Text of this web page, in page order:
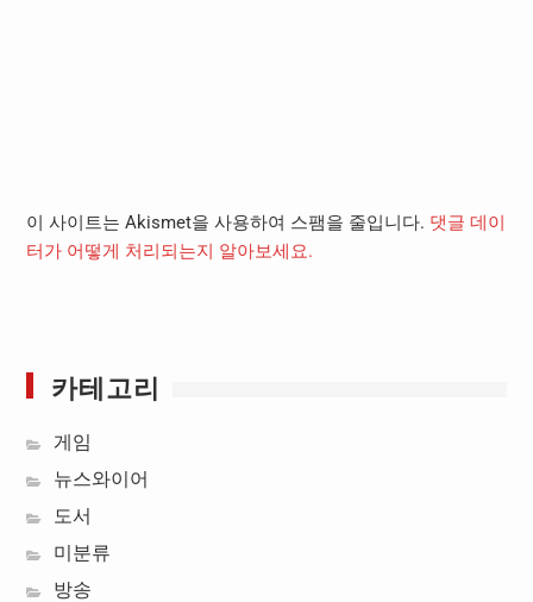
이 사이트는 Akismet을 사용하여 스팸을 줄입니다. 댓글 데이
터가 어떻게 처리되는지 알아보세요.
카테고리
게임
뉴스와이어
도서
미분류
방송